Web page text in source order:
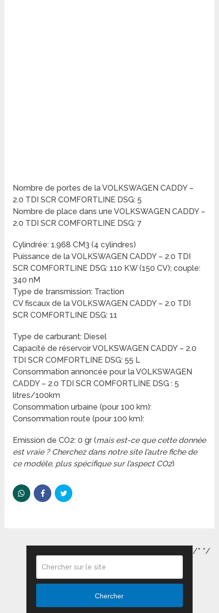
Nombre de portes de la VOLKSWAGEN CADDY –
2.0 TDI SCR COMFORTLINE DSG: 5
Nombre de place dans une VOLKSWAGEN CADDY –
2.0 TDI SCR COMFORTLINE DSG: 7
Cylindrée: 1.968 CM3 (4 cylindres)
Puissance de la VOLKSWAGEN CADDY – 2.0 TDI
SCR COMFORTLINE DSG: 110 KW (150 CV); couple:
340 nM
Type de transmission: Traction
CV fiscaux de la VOLKSWAGEN CADDY – 2.0 TDI
SCR COMFORTLINE DSG: 11
Type de carburant: Diesel
Capacité de réservoir VOLKSWAGEN CADDY – 2.0
TDI SCR COMFORTLINE DSG: 55 L
Consommation annoncée pour la VOLKSWAGEN
CADDY – 2.0 TDI SCR COMFORTLINE DSG : 5
litres/100km
Consommation urbaine (pour 100 km):
Consommation route (pour 100 km):
Emission de CO2: 0 gr (mais est-ce que cette donnée
est vraie ? Cherchez dans notre site l’autre fiche de
ce modèle, plus spécifique sur l’aspect CO2)
Chercher
/* */